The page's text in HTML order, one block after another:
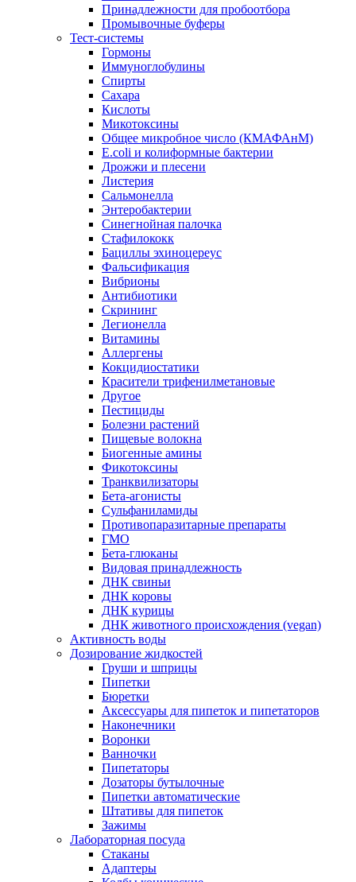
Принадлежности для пробоотбора
Промывочные буферы
Тест-системы
Гормоны
Иммуноглобулины
Спирты
Сахара
Кислоты
Микотоксины
Общее микробное число (КМАФАнМ)
E.coli и колиформные бактерии
Дрожжи и плесени
Листерия
Сальмонелла
Энтеробактерии
Синегнойная палочка
Стафилококк
Бациллы эхиноцереус
Фальсификация
Вибрионы
Антибиотики
Скрининг
Легионелла
Витамины
Аллергены
Кокцидиостатики
Красители трифенилметановые
Другое
Пестициды
Болезни растений
Пищевые волокна
Биогенные амины
Фикотоксины
Транквилизаторы
Бета-агонисты
Сульфаниламиды
Противопаразитарные препараты
ГМО
Бета-глюканы
Видовая принадлежность
ДНК свиньи
ДНК коровы
ДНК курицы
ДНК животного происхождения (vegan)
Активность воды
Дозирование жидкостей
Груши и шприцы
Пипетки
Бюретки
Аксессуары для пипеток и пипетаторов
Наконечники
Воронки
Ванночки
Пипетаторы
Дозаторы бутылочные
Пипетки автоматические
Штативы для пипеток
Зажимы
Лабораторная посуда
Стаканы
Адаптеры